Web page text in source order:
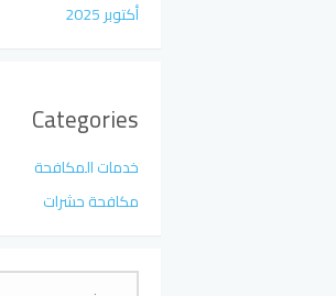
أكتوبر 2025
Categories
خدمات المكافحة
مكافحة حشرات
البحث